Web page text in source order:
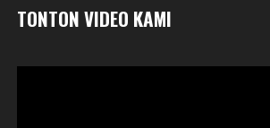
TONTON VIDEO KAMI